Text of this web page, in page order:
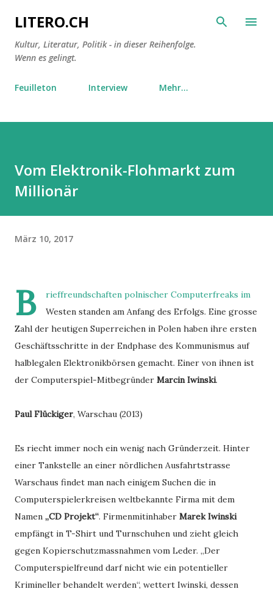
Direkt zum Hauptbereich
LITERO.CH
Kultur, Literatur, Politik - in dieser Reihenfolge.
Wenn es gelingt.
Feuilleton Interview Mehr…
Vom Elektronik-Flohmarkt zum
Millionär
März 10, 2017
B
rieffreundschaften polnischer Computerfreaks im
Westen standen am Anfang des Erfolgs. Eine grosse
Zahl der heutigen Superreichen in Polen haben ihre ersten
Geschäftsschritte in der Endphase des Kommunismus auf
halblegalen Elektronikbörsen gemacht. Einer von ihnen ist
der Computerspiel-Mitbegründer Marcin Iwinski.
Paul Flückiger, Warschau (2013)
Es riecht immer noch ein wenig nach Gründerzeit. Hinter
einer Tankstelle an einer nördlichen Ausfahrtstrasse
Warschaus findet man nach einigem Suchen die in
Computerspielerkreisen weltbekannte Firma mit dem
Namen „CD Projekt“. Firmenmitinhaber Marek Iwinski
empfängt in T-Shirt und Turnschuhen und zieht gleich
gegen Kopierschutzmassnahmen vom Leder. „Der
Computerspielfreund darf nicht wie ein potentieller
Krimineller behandelt werden“, wettert Iwinski, dessen